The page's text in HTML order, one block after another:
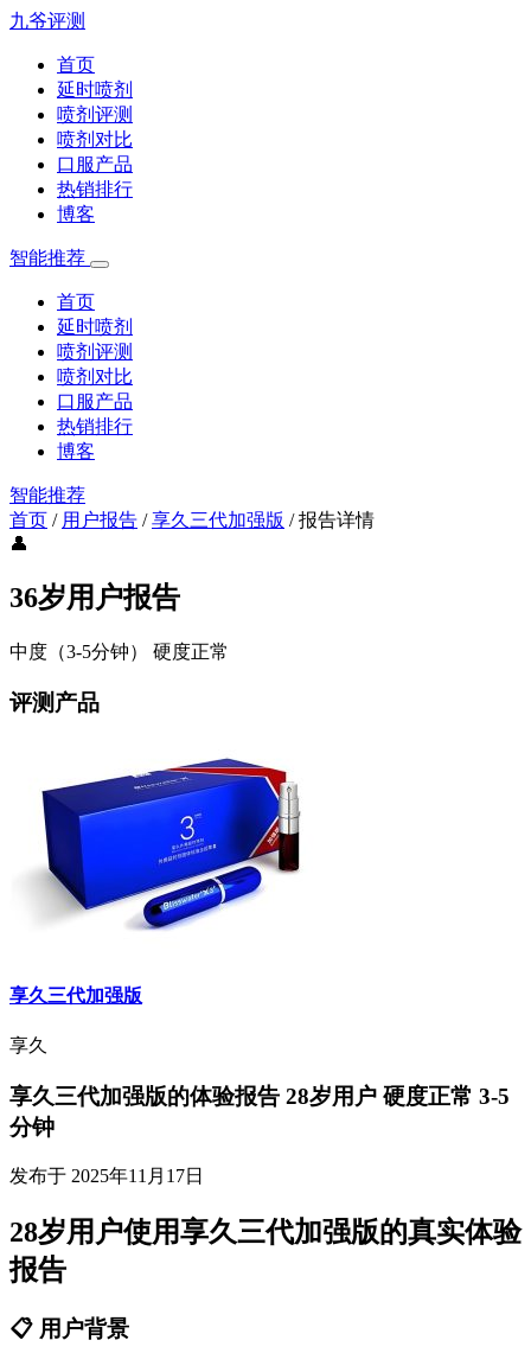
九爷评测
首页
延时喷剂
喷剂评测
喷剂对比
口服产品
热销排行
博客
智能推荐
首页
延时喷剂
喷剂评测
喷剂对比
口服产品
热销排行
博客
智能推荐
首页 / 用户报告 /享久三代加强版 /报告详情
👤
36岁用户报告
中度（3-5分钟） 硬度正常
评测产品
享久三代加强版
享久
享久三代加强版的体验报告 28岁用户 硬度正常 3-5
分钟
发布于 2025年11月17日
28岁用户使用享久三代加强版的真实体验
报告
📋 用户背景